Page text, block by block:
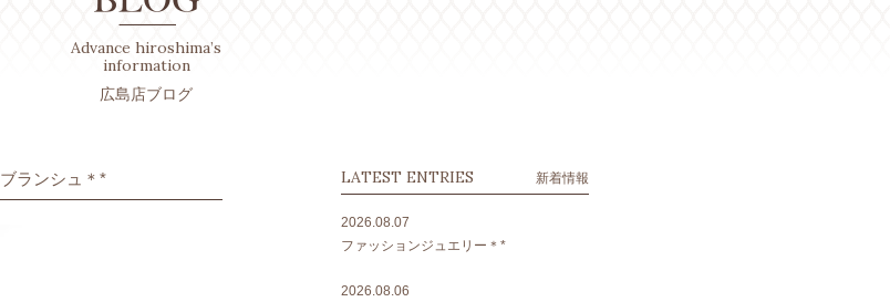
Advance hiroshima’s
information
広島店ブログ
ブランシュ＊* LATEST ENTRIES 新着情報
2026.08.07
ファッションジュエリー＊*
2026.08.06